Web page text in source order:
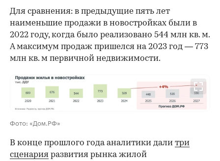
Для сравнения: в предыдущие пять лет
наименьшие продажи в новостройках были в
2022 году, когда было реализовано 544 млн кв. м.
А максимум продаж пришелся на 2023 год — 773
млн кв. м первичной недвижимости.
Фото: «Дом.РФ»
В конце прошлого года аналитики дали три
сценария развития рынка жилой